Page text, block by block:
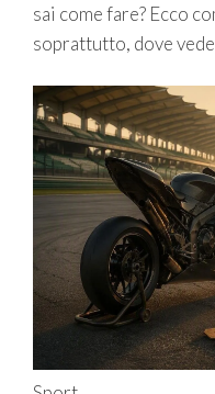
sai come fare? Ecco
soprattutto, dove